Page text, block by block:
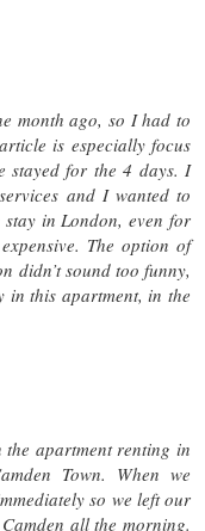
month ago, so I had to
is especially focus
stayed for the 4 days. I
and I wanted to
stay in London, even for
The option of
didn’t sound too funny,
in this apartment, in the
the apartment renting in
Town. When we
so we left our
all the morning.